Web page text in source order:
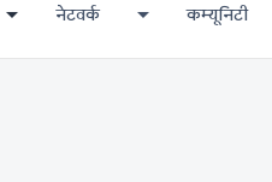
नेटवर्क कम्यूनिटी